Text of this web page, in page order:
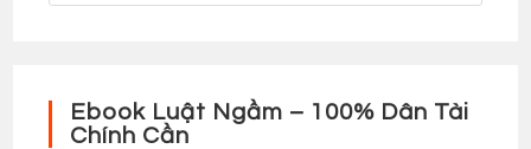
Ebook Luật Ngầm – 100% Dân Tài
Chính Cần